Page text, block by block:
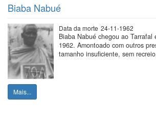
Biaba Nabué
Data da morte 24-11-1962
Biaba Nabué chegou ao Tarrafal
1962. Amontoado com outros
tamanho insuficiente, sem
Mais...